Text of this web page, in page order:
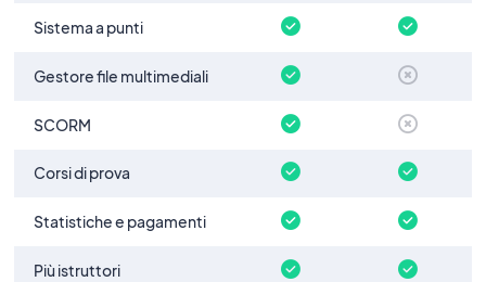
Sistema a punti
Gestore file multimediali
SCORM
Corsi di prova
Statistiche e pagamenti
Più istruttori